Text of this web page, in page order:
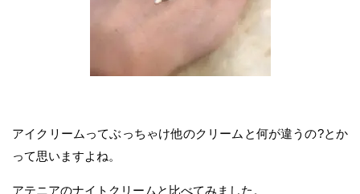
アイクリームってぶっちゃけ他のクリームと何が違うの?とか
って思いますよね。
アテニアのナイトクリームと比べてみました。